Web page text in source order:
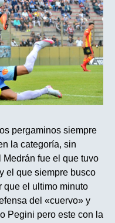
pergaminos siempre
la categoría, sin
fue el que tuvo
el que siempre busco
que el ultimo minuto
del «cuervo» y
Pegini pero este con la